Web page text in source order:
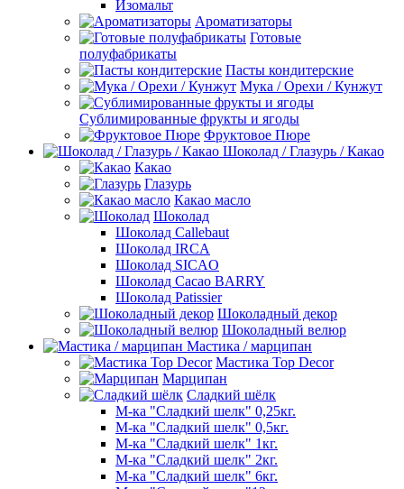
Изомальт
Ароматизаторы
Готовые
полуфабрикаты
Пасты кондитерские
Мука / Орехи / Кунжут
Сублимированные фрукты и ягоды
Фруктовое Пюре
Шоколад / Глазурь / Какао
Какао
Глазурь
Какао масло
Шоколад
Шоколад Callebaut
Шоколад IRCA
Шоколад SICAO
Шоколад Cacao BARRY
Шоколад Patissier
Шоколадный декор
Шоколадный велюр
Мастика / марципан
Мастика Top Decor
Марципан
Сладкий шёлк
М-ка "Сладкий шелк" 0,25кг.
М-ка "Сладкий шелк" 0,5кг.
М-ка "Сладкий шелк" 1кг.
М-ка "Сладкий шелк" 2кг.
М-ка "Сладкий шелк" 6кг.